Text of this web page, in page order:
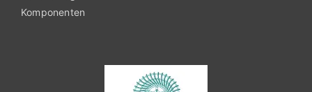
Komponenten